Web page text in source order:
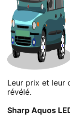
Leur prix et leur
révélé.
Sharp Aquos